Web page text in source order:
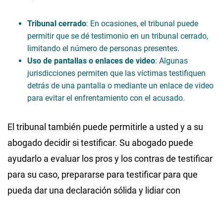
Tribunal cerrado: En ocasiones, el tribunal puede
permitir que se dé testimonio en un tribunal cerrado,
limitando el número de personas presentes.
Uso de pantallas o enlaces de video: Algunas
jurisdicciones permiten que las víctimas testifiquen
detrás de una pantalla o mediante un enlace de video
para evitar el enfrentamiento con el acusado.
El tribunal también puede permitirle a usted y a su
abogado decidir si testificar. Su abogado puede
ayudarlo a evaluar los pros y los contras de testificar
para su caso, prepararse para testificar para que
pueda dar una declaración sólida y lidiar con